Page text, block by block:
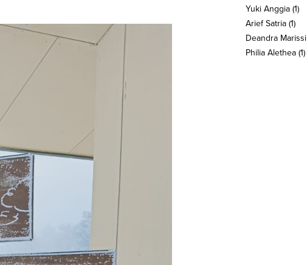
Yuki Anggia (1)
Arief Satria (1)
Deandra Marissi
Philia Alethea (1)